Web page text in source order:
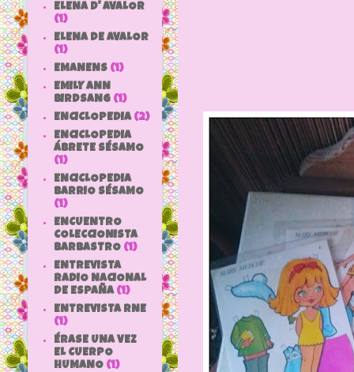
ELENA D' AVALOR
(1)
ELENA DE AVALOR
(1)
EMANENS (1)
EMILY ANN
BIRDSANG (1)
ENCICLOPEDIA (2)
ENCICLOPEDIA
ÁBRETE SÉSAMO
(1)
ENCICLOPEDIA
BARRIO SÉSAMO
(1)
ENCUENTRO
COLECCIONISTA
BARBASTRO (1)
ENTREVISTA
RADIO NACIONAL
DE ESPAÑA (1)
ENTREVISTA RNE
(1)
ÉRASE UNA VEZ
EL CUERPO
HUMANO (1)